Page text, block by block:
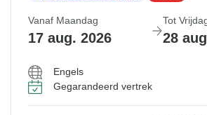
Vanaf Maandag
17 aug. 2026
Tot
28
Engels
Gegarandeerd vertrek